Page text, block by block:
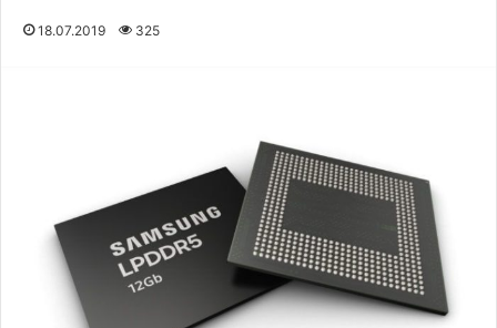
18.07.2019 325